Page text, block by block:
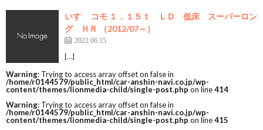
いすゞ コモ １．１５ｔ ＬＤ 低床 スーパーロン
グ ＨＲ （2012/07～）
2022.06.15
[…]
Warning: Trying to access array offset on false in
/home/r0144579/public_html/car-anshin-navi.co.jp/wp-
content/themes/lionmedia-child/single-post.php on line414
Warning: Trying to access array offset on false in
/home/r0144579/public_html/car-anshin-navi.co.jp/wp-
content/themes/lionmedia-child/single-post.php on line415